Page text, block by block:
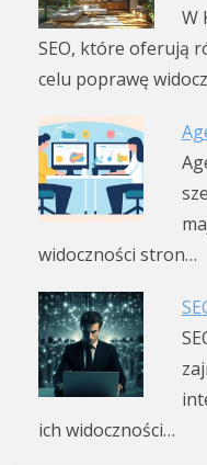
W
SEO, które oferują
celu poprawę
widoczności stron…
ich widoczności…